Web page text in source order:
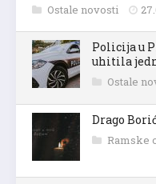
Ostale novosti
Policija u
uhitila
Ostale
Drago
Ramske